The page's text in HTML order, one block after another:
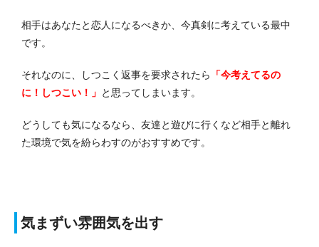
相手はあなたと恋人になるべきか、今真剣に考えている最中
です。
それなのに、しつこく返事を要求されたら
「今考えてるの
に！しつこい！」 と思ってしまいます。
どうしても気になるなら、友達と遊びに行くなど相手と離れ
た環境で気を紛らわすのがおすすめです。
気まずい雰囲気を出す